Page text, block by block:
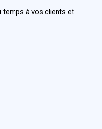
temps à vos clients et